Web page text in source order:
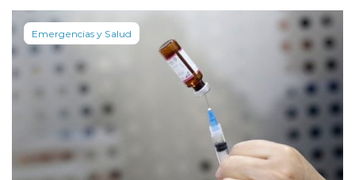
Emergencias y Salud